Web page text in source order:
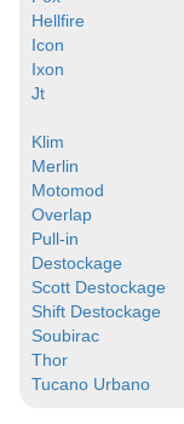
Hellfire
Icon
Ixon
Jt
Klim
Merlin
Motomod
Overlap
Pull-in
Destockage
Scott Destockage
Shift Destockage
Soubirac
Thor
Tucano Urbano